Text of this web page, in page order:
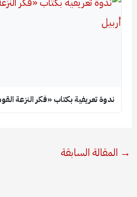
ندوة تعريفية بكتاب «فكر النزعة
→ المقالة السابقة